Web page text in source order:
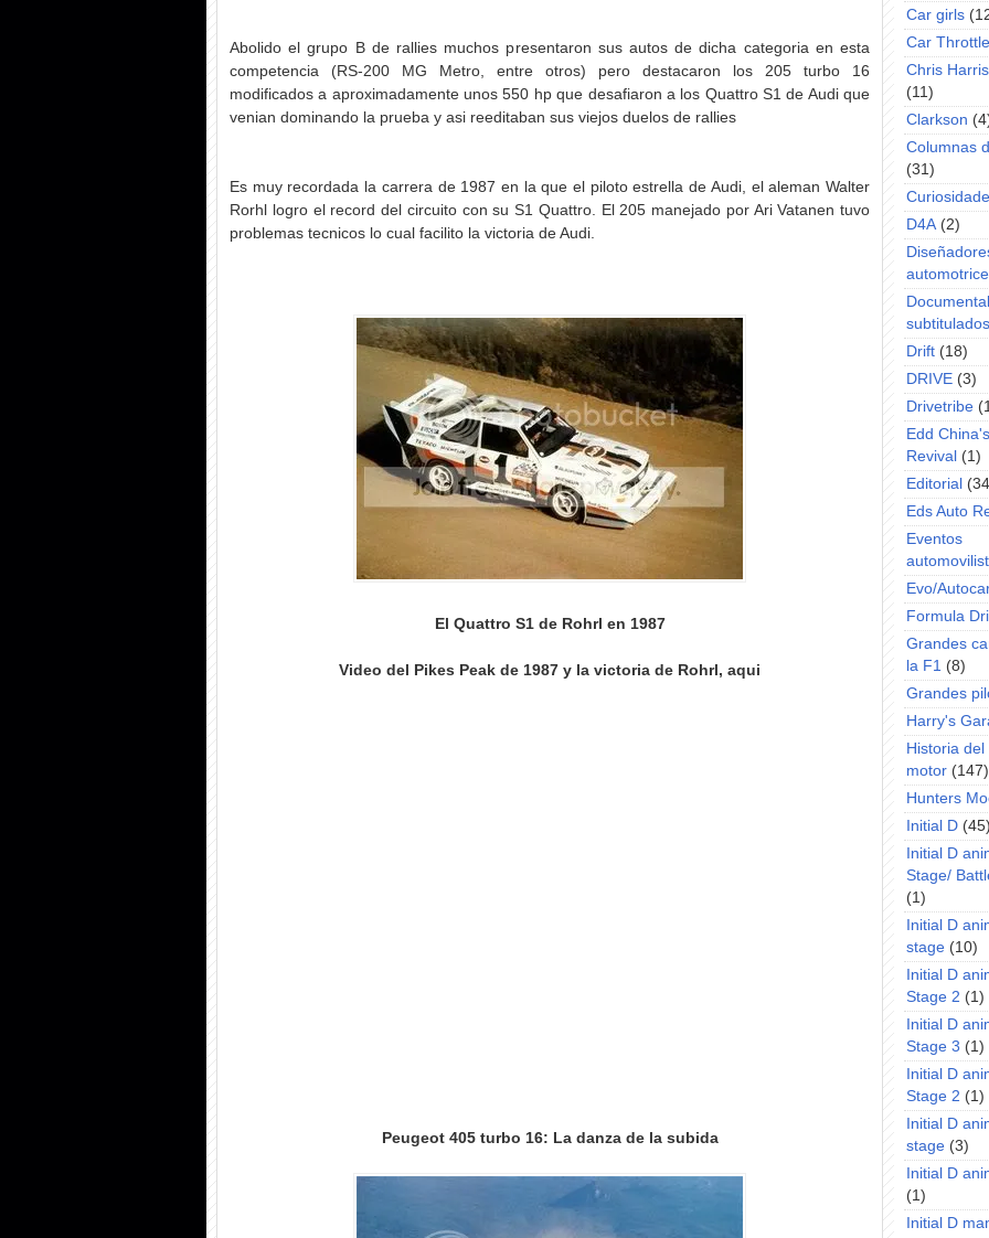
Abolido el grupo B de rallies muchos presentaron sus autos de dicha categoria en esta
competencia (RS-200 MG Metro, entre otros) pero destacaron los 205 turbo 16
modificados a aproximadamente unos 550 hp que desafiaron a los Quattro S1 de Audi que
venian dominando la prueba y asi reeditaban sus viejos duelos de rallies
Es muy recordada la carrera de 1987 en la que el piloto estrella de Audi, el aleman Walter
Rorhl logro el record del circuito con su S1 Quattro. El 205 manejado por Ari Vatanen tuvo
problemas tecnicos lo cual facilito la victoria de Audi.
El Quattro S1 de Rohrl en 1987
Video del Pikes Peak de 1987 y la victoria de Rohrl, aqui
Peugeot 405 turbo 16: La danza de la subida
Car girls
Car Throttle
Chris
(11)
Clarkson
Columnas
(31)
D4A (2)
subtitulados
Drift (18)
DRIVE (3)
Drivetribe
Edd
Revival (1)
Editorial
Eds Auto
Eventos
Evo/
Formula
Grandes
la F1 (8)
Grandes
Harry's
Historia
motor (147)
Hunters
Initial D
Initial D
Stage/
(1)
Initial D
stage (10)
Initial D
Stage 2 (1)
Initial D
Stage 3 (1)
Initial D
Stage 2 (1)
Initial D
stage (3)
Initial D
(1)
Initial D